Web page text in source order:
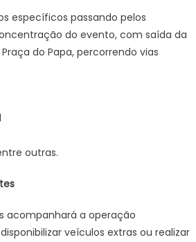
específicos passando pelos
do evento, com saída da
do Papa, percorrendo vias
outras.
acompanhará a operação
veículos extras ou realizar